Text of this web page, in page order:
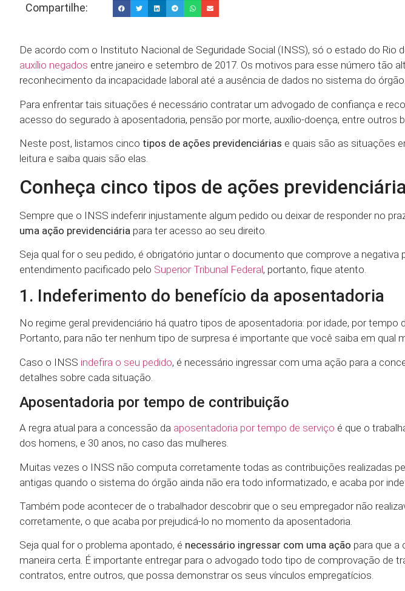
Compartilhe:
De acordo com o Instituto Nacional de Seguridade Social (INSS), só o estado do Rio
auxílio negados entre janeiro e setembro de 2017. Os motivos para esse número tão
reconhecimento da incapacidade laboral até a ausência de dados no sistema do órgão.
Para enfrentar tais situações é necessário contratar um advogado de confiança e
acesso do segurado à aposentadoria, pensão por morte, auxílio-doença, entre outros
Neste post, listamos cinco tipos de ações previdenciárias e quais são as situações
leitura e saiba quais são elas.
Conheça cinco tipos de ações
Sempre que o INSS indeferir injustamente algum pedido ou deixar de responder no
uma ação previdenciária para ter acesso ao seu direito.
Seja qual for o seu pedido, é obrigatório juntar o documento que comprove a
entendimento pacificado pelo Superior Tribunal Federal, portanto, fique atento.
1. Indeferimento do benefício da aposentadoria
No regime geral previdenciário há quatro tipos de aposentadoria: por idade, por tempo
Portanto, para não ter nenhum tipo de surpresa é importante que você saiba em qual
Caso o INSS indefira o seu pedido, é necessário ingressar com uma ação para a
detalhes sobre cada situação.
Aposentadoria por tempo de contribuição
A regra atual para a concessão da aposentadoria por tempo de serviço é que o
dos homens, e 30 anos, no caso das mulheres.
Muitas vezes o INSS não computa corretamente todas as contribuições realizadas
antigas quando o sistema do órgão ainda não era todo informatizado, e acaba por
Também pode acontecer de o trabalhador descobrir que o seu empregador não
corretamente, o que acaba por prejudicá-lo no momento da aposentadoria.
Seja qual for o problema apontado, é necessário ingressar com uma ação para que a
maneira certa. É importante entregar para o advogado todo tipo de comprovação de
contratos, entre outros, que possa demonstrar os seus vínculos empregatícios.